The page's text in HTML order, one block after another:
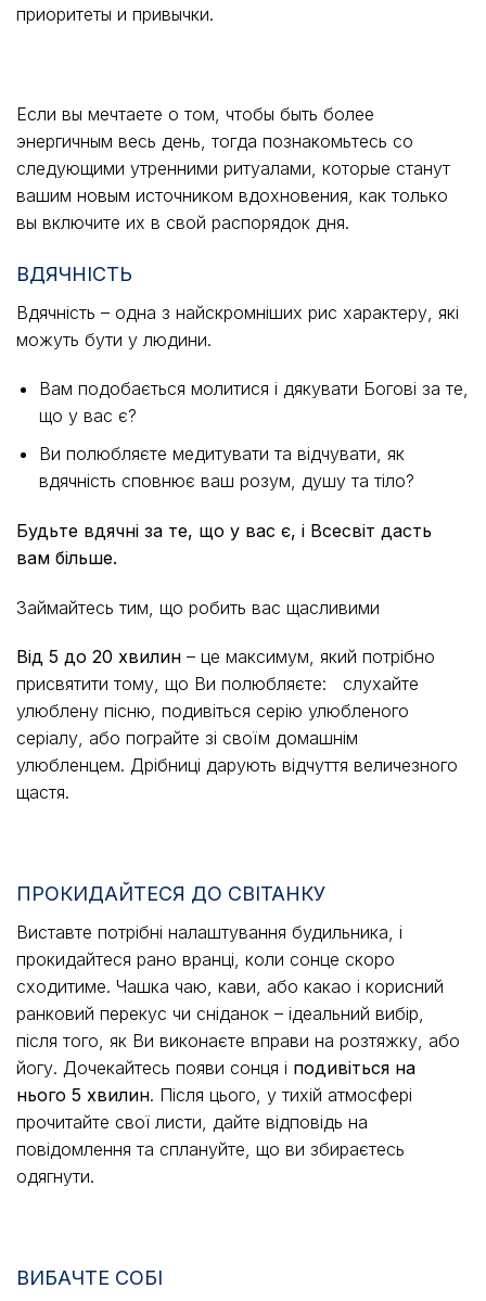
приоритеты и привычки.
Если вы мечтаете о том, чтобы быть более
энергичным весь день, тогда познакомьтесь со
следующими утренними ритуалами, которые станут
вашим новым источником вдохновения, как только
вы включите их в свой распорядок дня.
ВДЯЧНІСТЬ
Вдячність – одна з найскромніших рис характеру, які
можуть бути у людини.
Вам подобається молитися і дякувати Богові за те,
що у вас є?
Ви полюбляєте медитувати та відчувати, як
вдячність сповнює ваш розум, душу та тіло?
Будьте вдячні за те, що у вас є, і Всесвіт дасть
вам більше.
Займайтесь тим, що робить вас щасливими
Від 5 до 20 хвилин – це максимум, який потрібно
присвятити тому, що Ви полюбляєте: слухайте
улюблену пісню, подивіться серію улюбленого
серіалу, або пограйте зі своїм домашнім
улюбленцем. Дрібниці дарують відчуття величезного
щастя.
ПРОКИДАЙТЕСЯ ДО СВІТАНКУ
Виставте потрібні налаштування будильника, і
прокидайтеся рано вранці, коли сонце скоро
сходитиме. Чашка чаю, кави, або какао і корисний
ранковий перекус чи сніданок – ідеальний вибір,
після того, як Ви виконаєте вправи на розтяжку, або
йогу. Дочекайтесь появи сонця і подивіться на
нього 5 хвилин. Після цього, у тихій атмосфері
прочитайте свої листи, дайте відповідь на
повідомлення та сплануйте, що ви збираєтесь
одягнути.
ВИБАЧТЕ СОБІ